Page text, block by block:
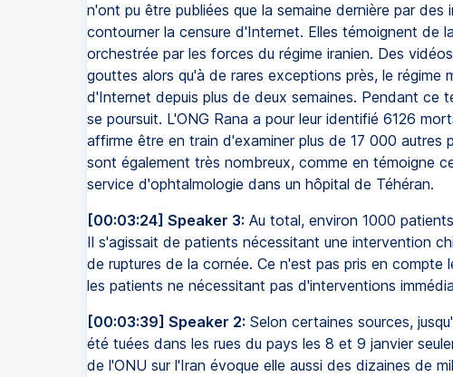
n'ont pu être publiées que la semaine dernière par des
contourner la censure d'Internet. Elles témoignent de
orchestrée par les forces du régime iranien. Des
gouttes alors qu'à de rares exceptions près, le régime
d'Internet depuis plus de deux semaines. Pendant ce
se poursuit. L'ONG Rana a pour leur identifié 6126
affirme être en train d'examiner plus de 17 000 autres
sont également très nombreux, comme en témoigne
service d'ophtalmologie dans un hôpital de Téhéran.
[00:03:24] Speaker 3: Au total, environ 1000
Il s'agissait de patients nécessitant une intervention
de ruptures de la cornée. Ce n'est pas pris en compte
les patients ne nécessitant pas d'interventions
[00:03:39] Speaker 2: Selon certaines sources,
été tuées dans les rues du pays les 8 et 9 janvier
de l'ONU sur l'Iran évoque elle aussi des dizaines de